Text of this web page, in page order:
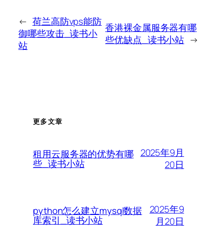
← 荷兰高防vps能防
御哪些攻击_读书小
站
香港裸金属服务器有哪
些优缺点_读书小站 →
更多文章
租用云服务器的优势有哪
些_读书小站
2025年9月
20日
python怎么建立mysql数据
库索引_读书小站
2025年9
月20日